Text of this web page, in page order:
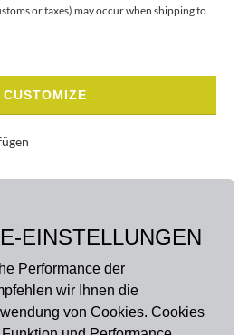
EINSTELLUNGEN
Performance der
wir Ihnen die
von Cookies. Cookies
or taxes) may occur when shipping to
CUSTOMIZE